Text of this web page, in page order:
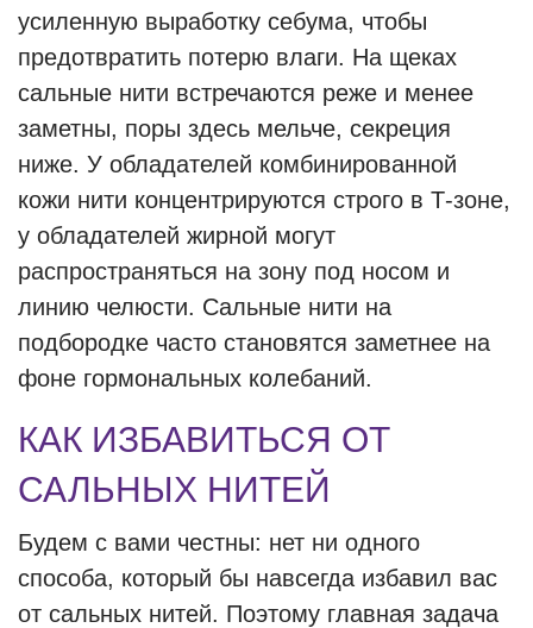
усиленную выработку себума, чтобы
предотвратить потерю влаги. На щеках
сальные нити встречаются реже и менее
заметны, поры здесь мельче, секреция
ниже. У обладателей комбинированной
кожи нити концентрируются строго в Т-зоне,
у обладателей жирной могут
распространяться на зону под носом и
линию челюсти. Сальные нити на
подбородке часто становятся заметнее на
фоне гормональных колебаний.
КАК ИЗБАВИТЬСЯ ОТ
САЛЬНЫХ НИТЕЙ
Будем с вами честны: нет ни одного
способа, который бы навсегда избавил вас
от сальных нитей. Поэтому главная задача